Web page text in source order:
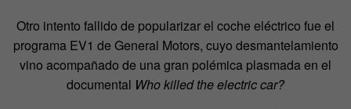
Otro intento fallido de popularizar el coche eléctrico fue el
programa EV1 de General Motors, cuyo desmantelamiento
vino acompañado de una gran polémica plasmada en el
documental Who killed the electric car?